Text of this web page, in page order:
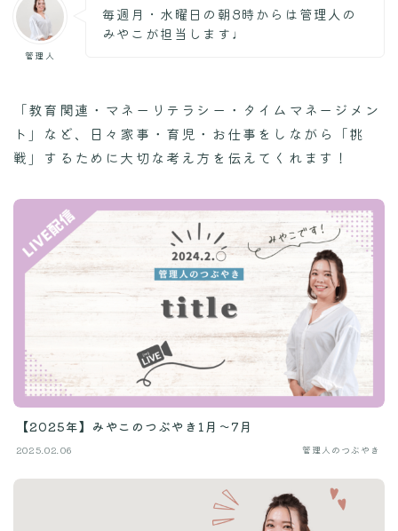
管理人
毎週月・水曜日の朝8時からは管理人の
みやこが担当します♩
「教育関連・マネーリテラシー・タイムマネージメン
ト」など、日々家事・育児・お仕事をしながら「挑
戦」するために大切な考え方を伝えてくれます！
【2025年】みやこのつぶやき1月〜7月
2025.02.06 管理人のつぶやき